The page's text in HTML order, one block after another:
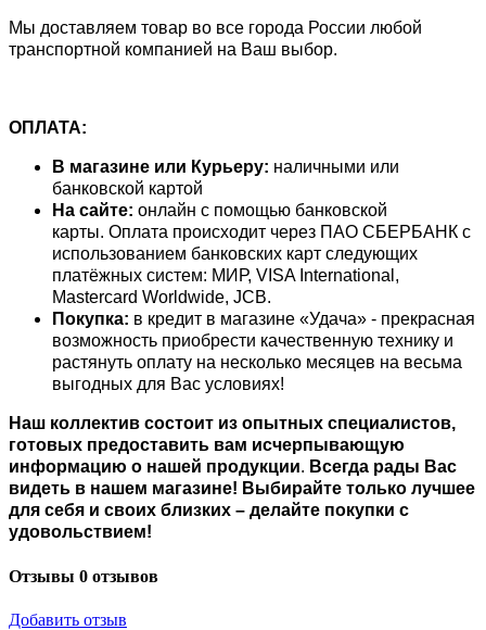
Мы доставляем товар во все города России любой
транспортной компанией на Ваш выбор.
ОПЛАТА:
В магазине или Курьеру: наличными или
банковской картой
На сайте: онлайн с помощью банковской
карты. Оплата происходит через ПАО СБЕРБАНК с
использованием банковских карт следующих
платёжных систем: МИР, VISA International,
Mastercard Worldwide, JCB.
Покупка: в кредит в магазине «Удача» - прекрасная
возможность приобрести качественную технику и
растянуть оплату на несколько месяцев на весьма
выгодных для Вас условиях!
Наш коллектив состоит из опытных специалистов,
готовых предоставить вам исчерпывающую
информацию о нашей продукции. Всегда рады Вас
видеть в нашем магазине! Выбирайте только лучшее
для себя и своих близких – делайте покупки с
удовольствием!
Отзывы 0 отзывов
Добавить отзыв